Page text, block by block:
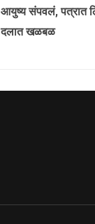
आयुष्य संपवलं, पत्रात
दलात खळबळ